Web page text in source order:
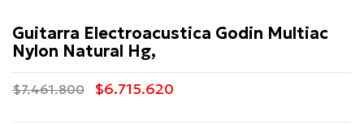
Guitarra Electroacustica Godin Multiac
Nylon Natural Hg,
$7.461.800 $6.715.620